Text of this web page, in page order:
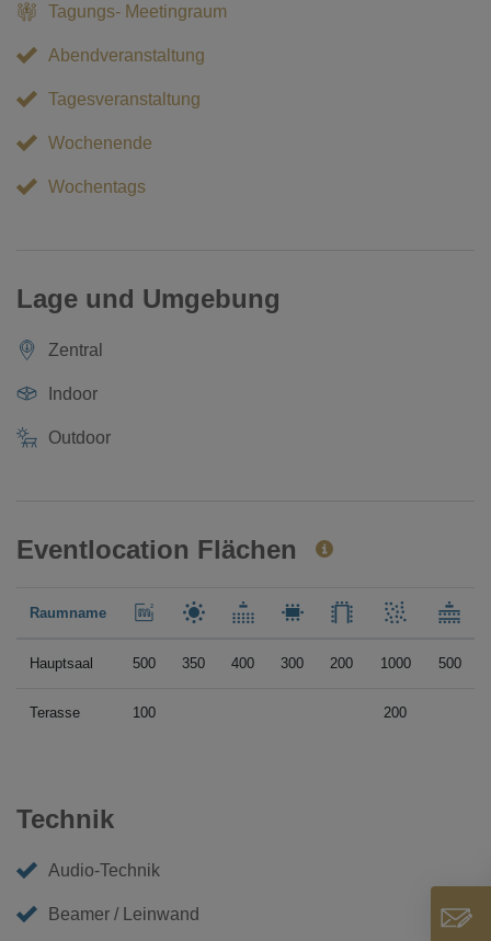
Tagungs- Meetingraum
Abendveranstaltung
Tagesveranstaltung
Wochenende
Wochentags
Lage und Umgebung
Zentral
Indoor
Outdoor
Eventlocation Flächen
Raumname
Hauptsaal 500 350 400 300 200 1000 500
Terasse 100 200
Technik
Audio-Technik
Beamer / Leinwand